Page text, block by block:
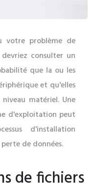
votre problème de
consulter un
que la ou les
et qu'elles
matériel. Une
d'exploitation peut
d'installation
de données.
de fichiers